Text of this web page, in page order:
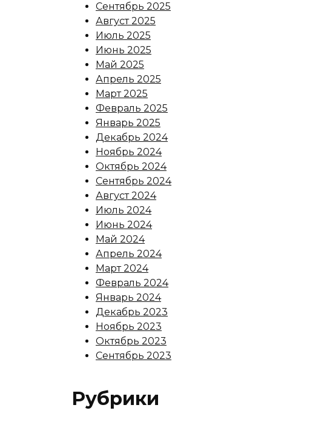
Сентябрь 2025
Август 2025
Июль 2025
Июнь 2025
Май 2025
Апрель 2025
Март 2025
Февраль 2025
Январь 2025
Декабрь 2024
Ноябрь 2024
Октябрь 2024
Сентябрь 2024
Август 2024
Июль 2024
Июнь 2024
Май 2024
Апрель 2024
Март 2024
Февраль 2024
Январь 2024
Декабрь 2023
Ноябрь 2023
Октябрь 2023
Сентябрь 2023
Рубрики